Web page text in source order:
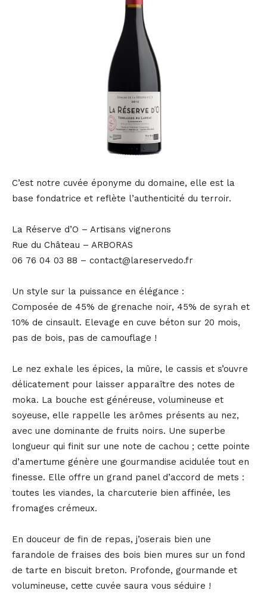
C’est notre cuvée éponyme du domaine, elle est la
base fondatrice et reflète l’authenticité du terroir.
La Réserve d’O – Artisans vignerons
Rue du Château – ARBORAS
06 76 04 03 88 – contact@lareservedo.fr
Un style sur la puissance en élégance :
Composée de 45% de grenache noir, 45% de syrah et
10% de cinsault. Elevage en cuve béton sur 20 mois,
pas de bois, pas de camouflage !
Le nez exhale les épices, la mûre, le cassis et s’ouvre
délicatement pour laisser apparaître des notes de
moka. La bouche est généreuse, volumineuse et
soyeuse, elle rappelle les arômes présents au nez,
avec une dominante de fruits noirs. Une superbe
longueur qui finit sur une note de cachou ; cette pointe
d’amertume génère une gourmandise acidulée tout en
finesse. Elle offre un grand panel d’accord de mets :
toutes les viandes, la charcuterie bien affinée, les
fromages crémeux.
En douceur de fin de repas, j’oserais bien une
farandole de fraises des bois bien mures sur un fond
de tarte en biscuit breton. Profonde, gourmande et
volumineuse, cette cuvée saura vous séduire !